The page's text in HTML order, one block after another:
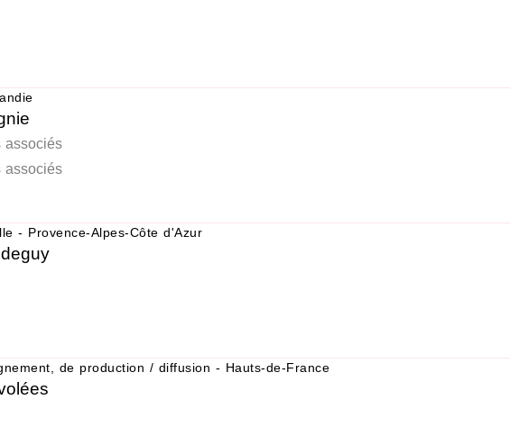
associés
associés
- Provence-Alpes-Côte d'Azur
de production / diffusion - Hauts-de-France